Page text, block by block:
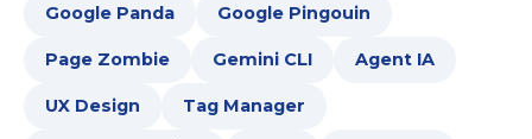
Google Panda Google Pingouin
Page Zombie Gemini CLI Agent IA
UX Design Tag Manager